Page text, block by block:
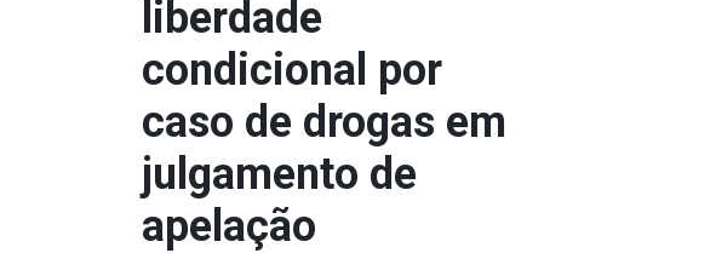
liberdade
condicional por
caso de drogas em
julgamento de
apelação